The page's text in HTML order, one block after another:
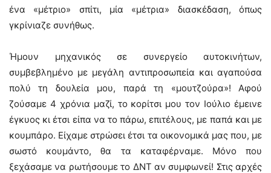
ένα «μέτριο» σπίτι, μία «μέτρια» διασκέδαση, όπως
γκρίνιαζε συνήθως.
Ήμουν μηχανικός σε συνεργείο αυτοκινήτων,
συμβεβλημένο με μεγάλη αντιπροσωπεία και αγαπούσα
πολύ τη δουλεία μου, παρά τη «μουτζούρα»! Αφού
ζούσαμε 4 χρόνια μαζί, το κορίτσι μου τον Ιούλιο έμεινε
έγκυος κι έτσι είπα να το πάρω, επιτέλους, με παπά και με
κουμπάρο. Είχαμε στρώσει έτσι τα οικονομικά μας που, με
σωστό κουμάντο, θα τα καταφέρναμε. Μόνο που
ξεχάσαμε να ρωτήσουμε το ΔΝΤ αν συμφωνεί! Στις αρχές